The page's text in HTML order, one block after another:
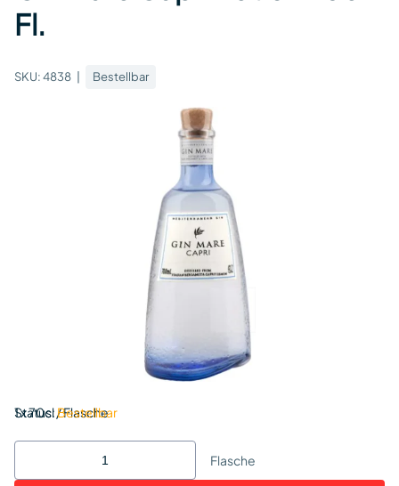
Fl.
SKU:4838 Bestellbar
Status:Bestellbar
1 x 70cl / Flasche
Flasche